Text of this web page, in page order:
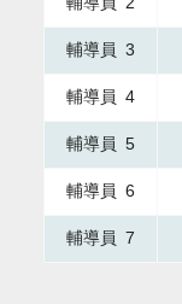
輔導員 3
輔導員 4
輔導員 5
輔導員 6
輔導員 7